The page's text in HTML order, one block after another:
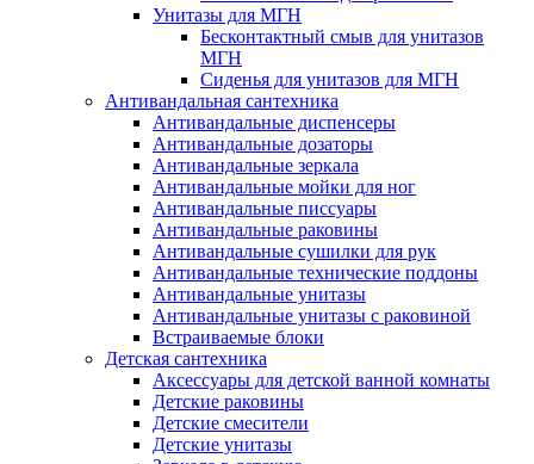
Унитазы для МГН
Бесконтактный смыв для унитазов
МГН
Сиденья для унитазов для МГН
Антивандальная сантехника
Антивандальные диспенсеры
Антивандальные дозаторы
Антивандальные зеркала
Антивандальные мойки для ног
Антивандальные писсуары
Антивандальные раковины
Антивандальные сушилки для рук
Антивандальные технические поддоны
Антивандальные унитазы
Антивандальные унитазы с раковиной
Встраиваемые блоки
Детская сантехника
Аксессуары для детской ванной комнаты
Детские раковины
Детские смесители
Детские унитазы